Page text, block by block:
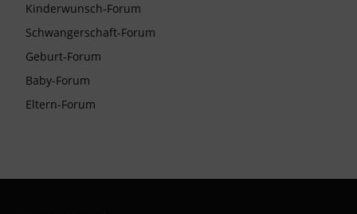
Kinderwunsch-Forum
Schwangerschaft-Forum
Geburt-Forum
Baby-Forum
Eltern-Forum